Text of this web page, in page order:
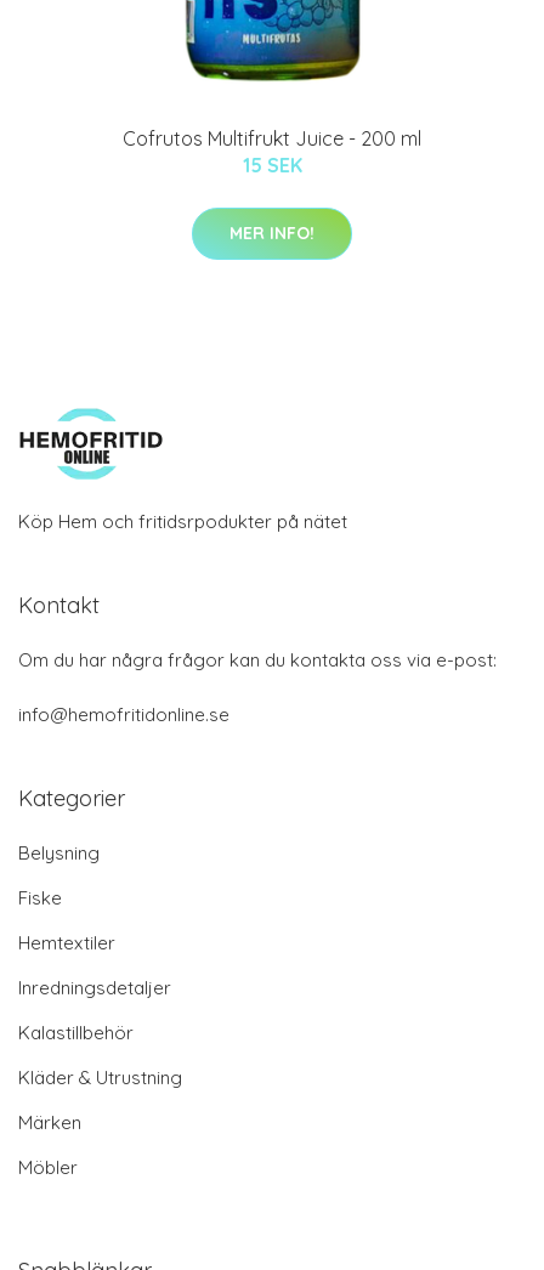
Cofrutos Multifrukt Juice - 200 ml
15 SEK
MER INFO!
Köp Hem och fritidsrpodukter på nätet
Kontakt
Om du har några frågor kan du kontakta oss via e-post:
info@hemofritidonline.se
Kategorier
Belysning
Fiske
Hemtextiler
Inredningsdetaljer
Kalastillbehör
Kläder & Utrustning
Märken
Möbler